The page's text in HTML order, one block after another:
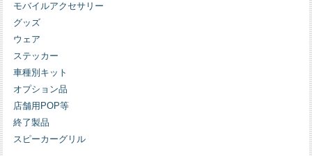
モバイルアクセサリー
グッズ
ウェア
ステッカー
車種別キット
オプション品
店舗用POP等
終了製品
スピーカーグリル